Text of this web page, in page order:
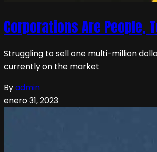
Corporations Are People,
Struggling to sell one multi-million
currently on the market
Byadmin
enero 31, 2023